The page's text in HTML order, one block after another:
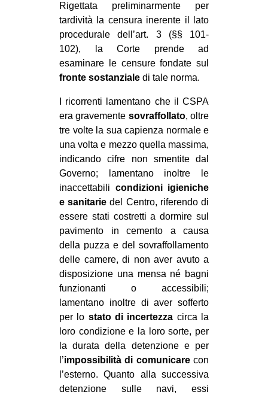
Rigettata preliminarmente per
tardività la censura inerente il lato
procedurale dell’art. 3 (§§ 101-
102), la Corte prende ad
esaminare le censure fondate sul
fronte sostanziale di tale norma.
I ricorrenti lamentano che il CSPA
era gravemente sovraffollato, oltre
tre volte la sua capienza normale e
una volta e mezzo quella massima,
indicando cifre non smentite dal
Governo; lamentano inoltre le
inaccettabili condizioni igieniche
e sanitarie del Centro, riferendo di
essere stati costretti a dormire sul
pavimento in cemento a causa
della puzza e del sovraffollamento
delle camere, di non aver avuto a
disposizione una mensa né bagni
funzionanti o accessibili;
lamentano inoltre di aver sofferto
per lo stato di incertezza circa la
loro condizione e la loro sorte, per
la durata della detenzione e per
l’impossibilità di comunicarecon
l’esterno. Quanto alla successiva
detenzione sulle navi, essi